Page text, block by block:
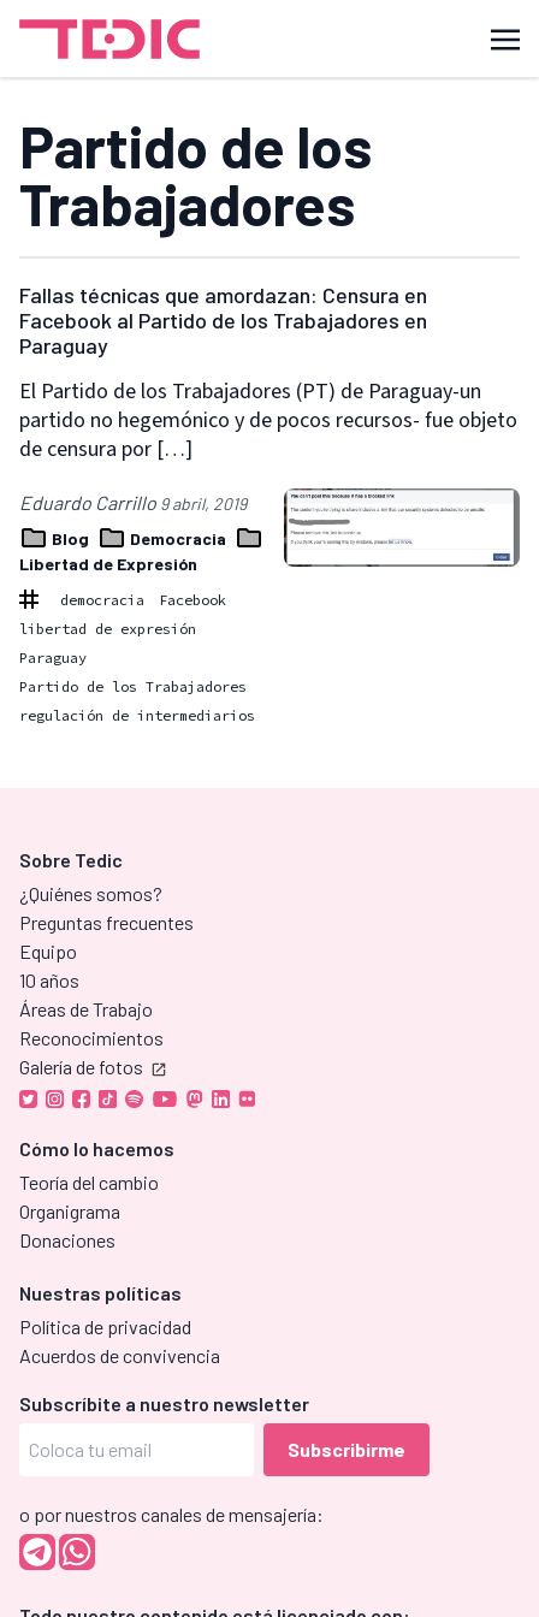
Partido de los
Trabajadores
Fallas técnicas que amordazan: Censura en
Facebook al Partido de los Trabajadores en
Paraguay
El Partido de los Trabajadores (PT) de Paraguay-un
partido no hegemónico y de pocos recursos- fue objeto
de censura por […]
Eduardo Carrillo 9 abril, 2019
Blog
Democracia
Libertad de Expresión
democracia
Facebook
libertad de expresión
Paraguay
Partido de los Trabajadores
regulación de intermediarios
Sobre Tedic
¿Quiénes somos?
Preguntas frecuentes
Equipo
10 años
Áreas de Trabajo
Reconocimientos
Galería de fotos
Cómo lo hacemos
Teoría del cambio
Organigrama
Donaciones
Nuestras políticas
Política de privacidad
Acuerdos de convivencia
Subscríbite a nuestro newsletter
o por nuestros canales de mensajería: